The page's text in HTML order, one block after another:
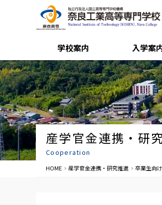
学校案内 入学案
産学官金連携・研
Cooperation
HOME 産学官金連携・研究推進 卒業生向